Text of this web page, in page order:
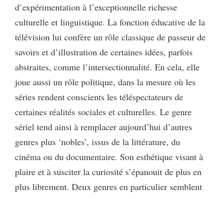
d’expérimentation à l’exceptionnelle richesse
culturelle et linguistique. La fonction éducative de la
télévision lui confère un rôle classique de passeur de
savoirs et d’illustration de certaines idées, parfois
abstraites, comme l’intersectionnalité. En cela, elle
joue aussi un rôle politique, dans la mesure où les
séries rendent conscients les téléspectateurs de
certaines réalités sociales et culturelles. Le genre
sériel tend ainsi à remplacer aujourd’hui d’autres
genres plus ‘nobles’, issus de la littérature, du
cinéma ou du documentaire. Son esthétique visant à
plaire et à susciter la curiosité s’épanouit de plus en
plus librement. Deux genres en particulier semblent